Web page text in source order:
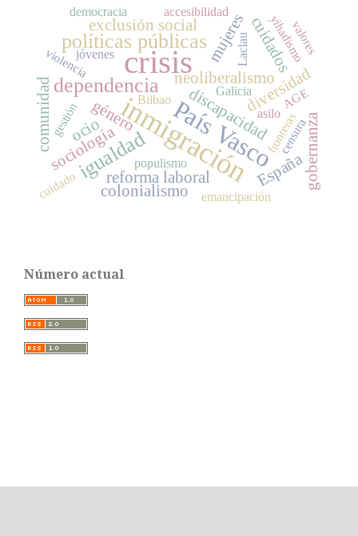
crisis
inmigración
País Vasco
igualdad
dependencia
políticas públicas
reforma laboral
comunidad género
neoliberalismo
mujeres
discapacidad
sociología
diversidad
España
ocio gobernanza
exclusión social
colonialismo
cuidados
asilo
fronteras
violencia
gestión
accesibilidad
emancipación
Laclau
populismo
yihadismo
Bilbao
censura
democracia
valores
cuidado
jóvenes
Galicia AGE
Número actual